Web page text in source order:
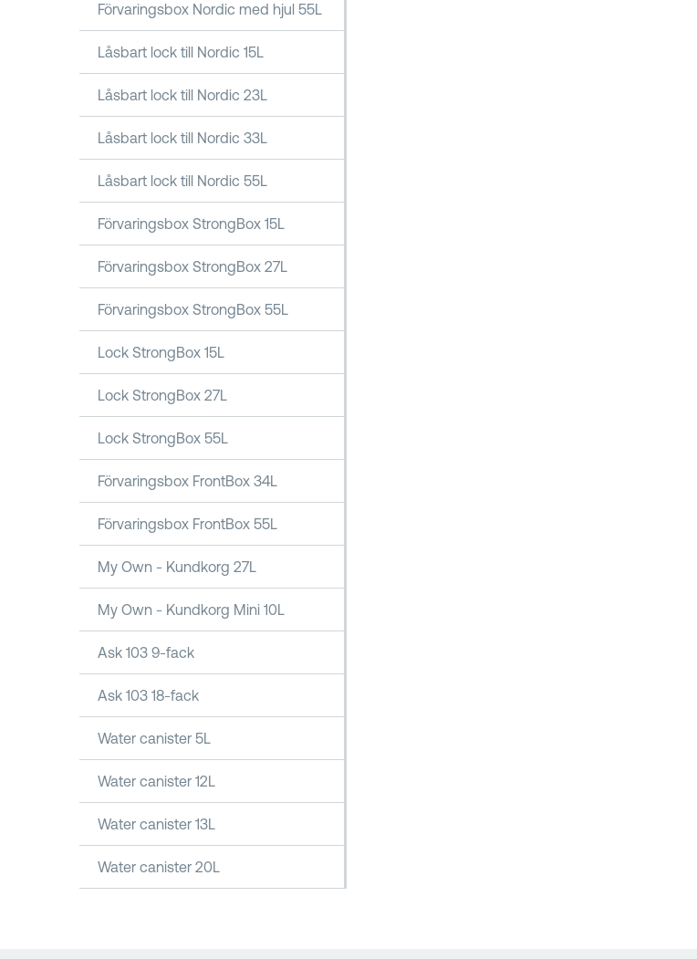
Förvaringsbox Nordic med hjul 55L
Låsbart lock till Nordic 15L
Låsbart lock till Nordic 23L
Låsbart lock till Nordic 33L
Låsbart lock till Nordic 55L
Förvaringsbox StrongBox 15L
Förvaringsbox StrongBox 27L
Förvaringsbox StrongBox 55L
Lock StrongBox 15L
Lock StrongBox 27L
Lock StrongBox 55L
Förvaringsbox FrontBox 34L
Förvaringsbox FrontBox 55L
My Own - Kundkorg 27L
My Own - Kundkorg Mini 10L
Ask 103 9-fack
Ask 103 18-fack
Water canister 5L
Water canister 12L
Water canister 13L
Water canister 20L